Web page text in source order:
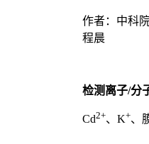
作者：中科
程晨
检测离子/分
Cd2+、K+、